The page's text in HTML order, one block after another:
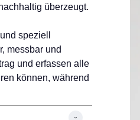
überzeugt.
speziell
messbar und
und erfassen alle
können, während